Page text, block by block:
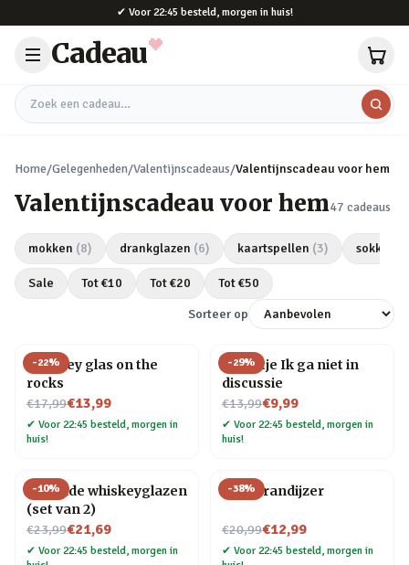
✔ Voor 22:45 besteld, morgen in huis!
Cadeau
Zoek een cadeau
Home/Gelegenheden/Valentijnscadeaus/Valentijnscadeau voor hem
Valentijnscadeau voor hem47 cadeaus
mokken (8) drankglazen (6) kaartspellen (3) sokken
Sale Tot €10 Tot €20 Tot €50
Sorteer op
-22%
Whiskey glas on the
rocks
€17,99
Nu voor€13,99
✔ Voor 22:45 besteld, morgen in
huis!
-29%
Tegeltje Ik ga niet in
discussie
€13,99
Nu voor€9,99
✔ Voor 22:45 besteld, morgen in
huis!
-10%
Rollende whiskeyglazen
(set van 2)
€23,99
Nu voor€21,69
✔ Voor 22:45 besteld, morgen in
-38%
BBQ brandijzer
€20,99
Nu voor€12,99
✔ Voor 22:45 besteld, morgen in